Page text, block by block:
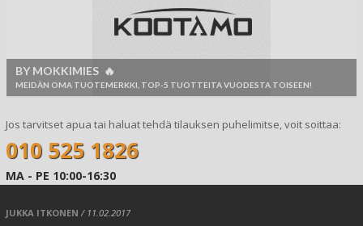
BY MOKKIMIES 🔥
MEIDÄN OMA TUOTEMERKKI, TOP-5 TUOTTEITA VUODESTA TOISEEN!
Jos tarvitset apua tai haluat tehdä tilauksen puhelimitse, voit soittaa:
010 525 1826
MA - PE 10:00-16:30
JUKKA ITKONEN / 11.02.2017